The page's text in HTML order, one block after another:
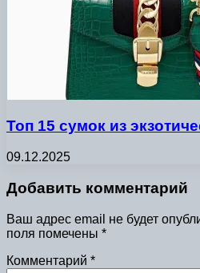
Топ 15 сумок из
09.12.2025
Добавить комментарий
Ваш адрес email не будет
поля помечены *
Комментарий *